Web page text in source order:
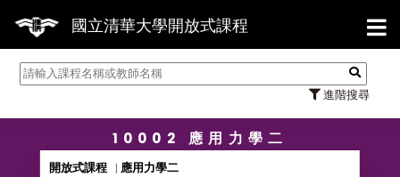
國立清華大學開放式課程
進階搜尋
【
10002 應用力學二
開放式課程
應用力學二